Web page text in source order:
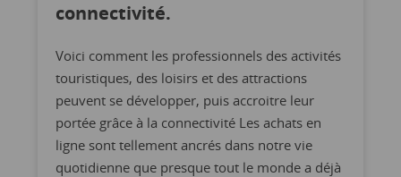
connectivité.
Voici comment les professionnels des activités
touristiques, des loisirs et des attractions
peuvent se développer, puis accroitre leur
portée grâce à la connectivité Les achats en
ligne sont tellement ancrés dans notre vie
quotidienne que presque tout le monde a déjà